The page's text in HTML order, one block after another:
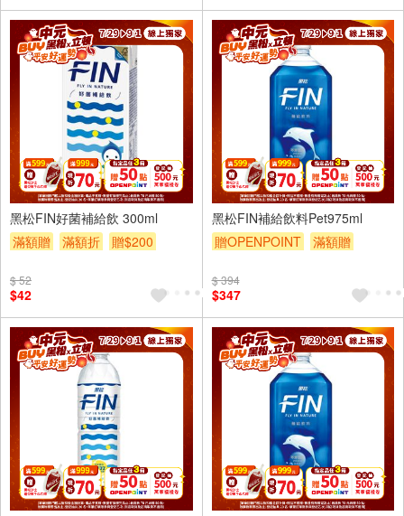
6入
黑松FIN好菌補給飲 300ml
滿額贈
滿額折 贈$200
$ 52
$42
12入
黑松FIN補給飲料Pet975ml
贈OPENPOINT
滿額贈
$ 394
$347
4入